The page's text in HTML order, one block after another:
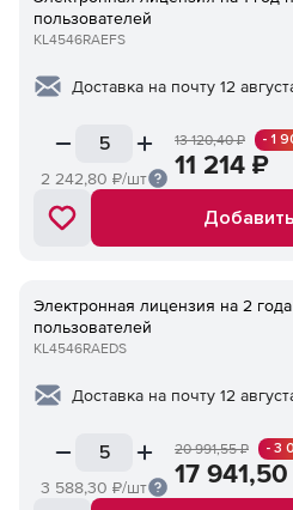
пользователей
KL4546RAEFS
Доставка на почту 12
2 242,80 ₽/шт
13 120,40₽ - 1
11 214 ₽
Электронная лицензия на 2
пользователей
KL4546RAEDS
Доставка на почту 12
3 588,30 ₽/шт
20 991,55₽ - 3
17 941,50